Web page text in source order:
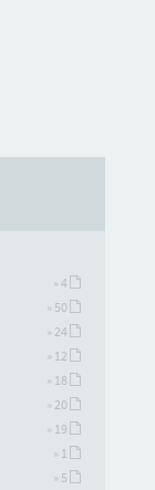
» 4
» 50
» 24
» 12
» 18
» 20
» 19
» 1
» 5